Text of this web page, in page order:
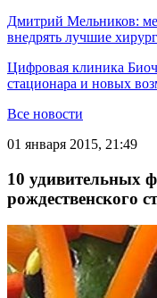
Дмитрий Мельников:
внедрять лучшие
Цифровая клиника
стационара и новых
Все новости
01 января 2015, 21:49
10 удивительных
рождественского